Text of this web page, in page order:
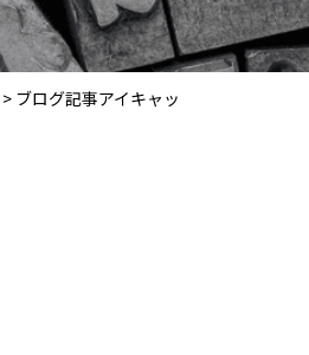
> ブログ記事アイキャッ